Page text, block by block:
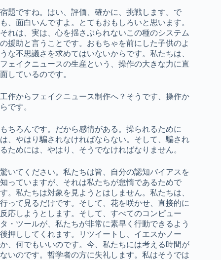
宿題ですね。はい、評価、確かに、挑戦します。で
も、面白いんですよ。とてもおもしろいと思います。
それは、実は、心を揺さぶられないこの種のシステム
の援助と言うことです。おもちゃを前にした子供のよ
うな不思議さを求めてはいないからです。私たちは、
フェイクニュースの生産という、操作の大きな力に直
面しているのです。
工作からフェイクニュース制作へ？そうです、操作か
らです。
もちろんです。だから感情がある。操られるために
は、やはり騙されなければならない。そして、騙され
るためには、やはり、そうでなければなりません。
驚いてください。私たちは皆、自分の認知バイアスを
知っていますが、それは私たちが怠惰であるためで
す。私たちは対象を見ようとはしません。私たちは、
行って見るだけです。そして、花を咲かせ、直接的に
反応しようとします。そして、すべてのコンピュー
タ・ツールが、私たちが非常に素早く行動できるよう
後押ししてくれます。リツイートし、イエスかノー
か、何でもいいのです。今、私たちには考える時間が
ないのです。哲学者の方に失礼します。私はそうでは